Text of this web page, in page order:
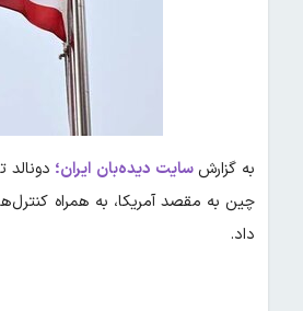
به گزارش سایت دیده‌بان ایران؛
چین به مقصد آمریکا، به همراه
داد.